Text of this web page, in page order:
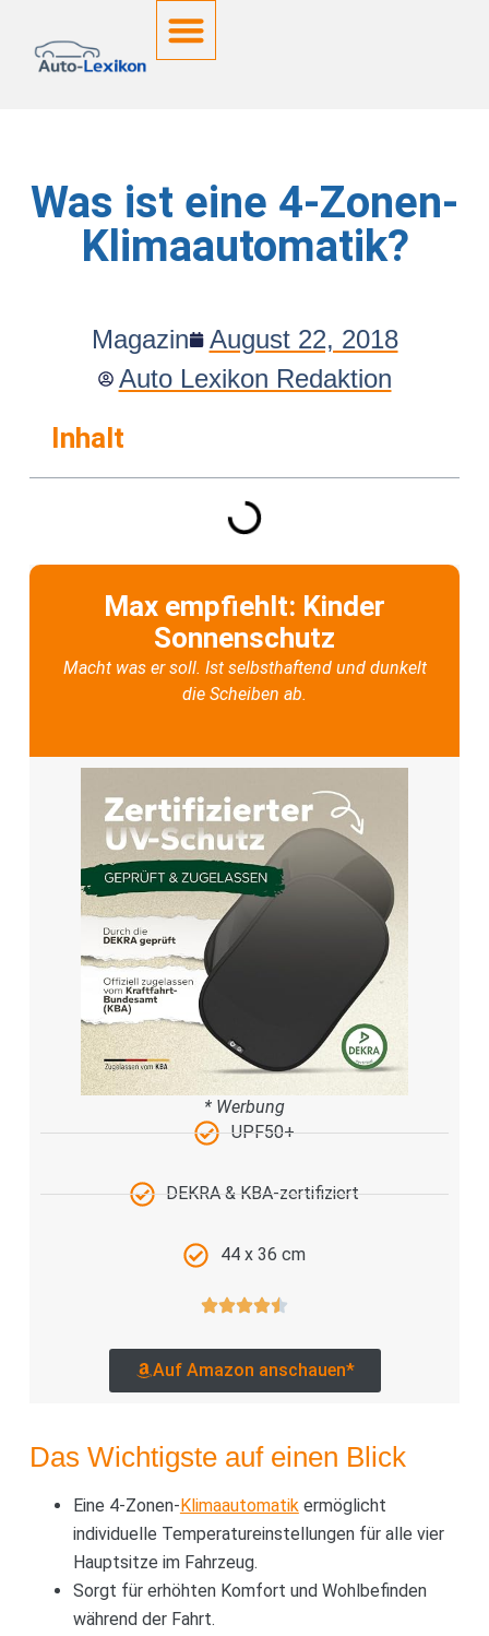
Was ist eine 4-Zonen-
Klimaautomatik?
Magazin
August 22, 2018
Auto Lexikon Redaktion
Inhalt
Max empfiehlt: Kinder
Sonnenschutz
Macht was er soll. Ist selbsthaftend und dunkelt
die Scheiben ab.
* Werbung
UPF50+
DEKRA & KBA-zertifiziert
44 x 36 cm
Auf Amazon anschauen*
Das Wichtigste auf einen Blick
Eine 4-Zonen- Klimaautomatikermöglicht
individuelle Temperatureinstellungen für alle vier
Hauptsitze im Fahrzeug.
Sorgt für erhöhten Komfort und Wohlbefinden
während der Fahrt.